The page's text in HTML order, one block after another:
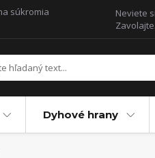
súkromia
Neviete
Zavolajte.
Dyhové hrany